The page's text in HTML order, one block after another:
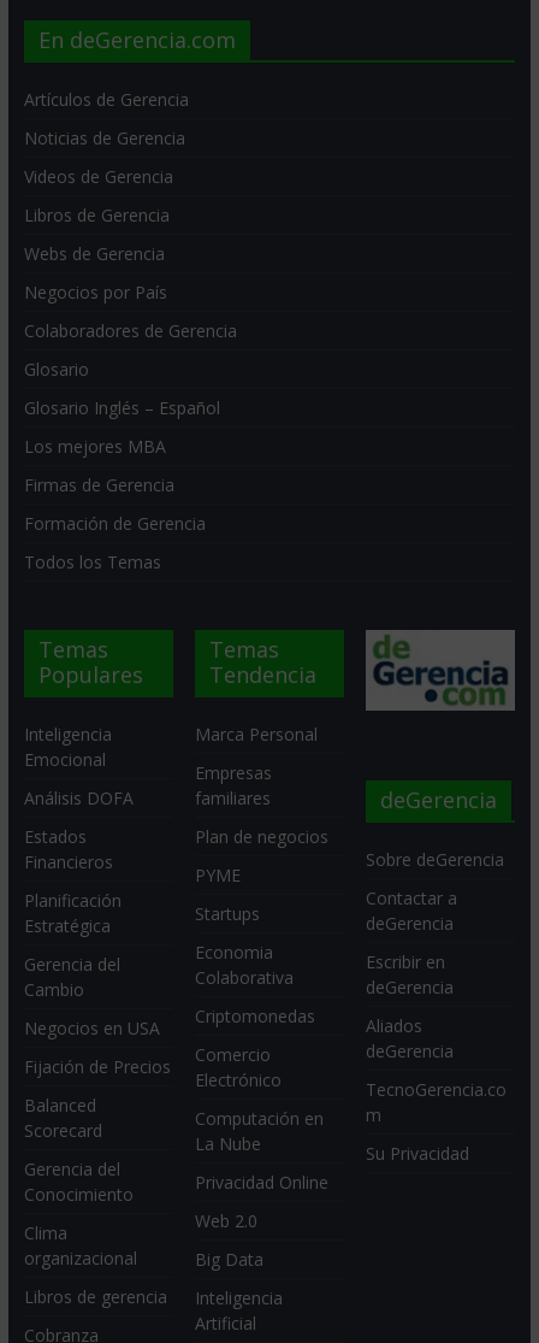
En deGerencia.com
Artículos de Gerencia
Noticias de Gerencia
Videos de Gerencia
Libros de Gerencia
Webs de Gerencia
Negocios por País
Colaboradores de Gerencia
Glosario
Glosario Inglés – Español
Los mejores MBA
Firmas de Gerencia
Formación de Gerencia
Todos los Temas
Temas
Populares
Inteligencia
Emocional
Análisis DOFA
Estados
Financieros
Planificación
Estratégica
Gerencia del
Cambio
Negocios en USA
Fijación de Precios
Balanced
Scorecard
Gerencia del
Conocimiento
Clima
organizacional
Libros de gerencia
Cobranza
Temas
Tendencia
Marca Personal
Empresas
familiares
Plan de negocios
PYME
Startups
Economia
Colaborativa
Criptomonedas
Comercio
Electrónico
Computación en
La Nube
Privacidad Online
Web 2.0
Big Data
Inteligencia
Artificial
deGerencia
Sobre deGerencia
Contactar a
deGerencia
Escribir en
deGerencia
Aliados
deGerencia
TecnoGerencia.co
m
Su Privacidad